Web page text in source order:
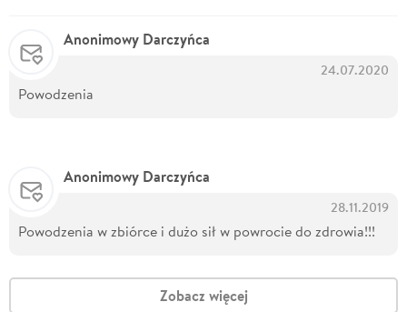
Anonimowy Darczyńca
24.07.2020
Powodzenia
Anonimowy Darczyńca
28.11.2019
Powodzenia w zbiórce i dużo sił w powrocie do zdrowia!!!
Zobacz więcej